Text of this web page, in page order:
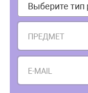
Выберите тип
ПРЕДМЕТ
E-MAIL